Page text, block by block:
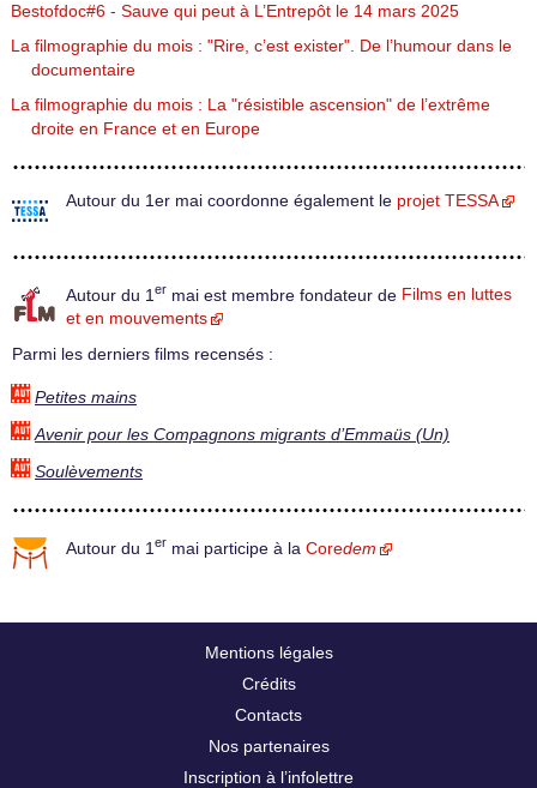
Bestofdoc#6 - Sauve qui peut à L’Entrepôt le 14 mars 2025
La filmographie du mois : "Rire, c’est exister". De l’humour dans le
documentaire
La filmographie du mois : La "résistible ascension" de l’extrême
droite en France et en Europe
Autour du 1er mai coordonne également le projet TESSA
Autour du 1 er mai est membre fondateur de Films en luttes
et en mouvements
Parmi les derniers films recensés :
Petites mains
Avenir pour les Compagnons migrants d’Emmaüs (Un)
Soulèvements
Autour du 1 er mai participe à la Coredem
Mentions légales
Crédits
Contacts
Nos partenaires
Inscription à l’infolettre